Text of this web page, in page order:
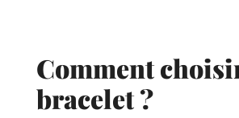
Comment
bracelet ?